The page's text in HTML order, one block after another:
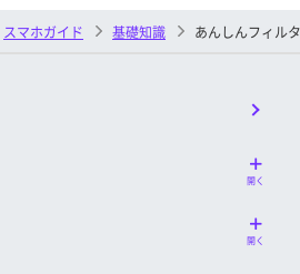
スマホガイド 基礎知識 あんしんフィル
開く
開く